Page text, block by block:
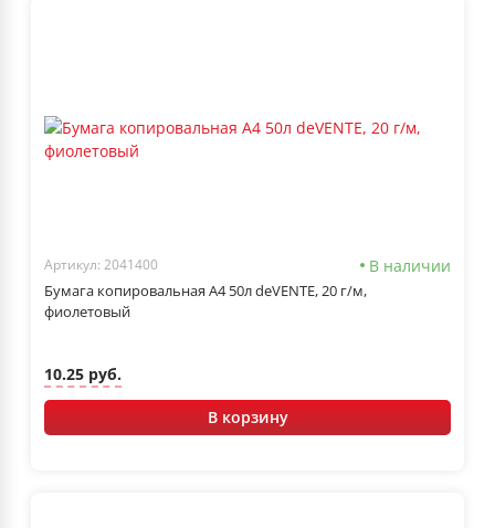
Артикул: 2041400 В наличии
Бумага копировальная А4 50л deVENTE, 20 г/м,
фиолетовый
10.25 руб.
В корзину